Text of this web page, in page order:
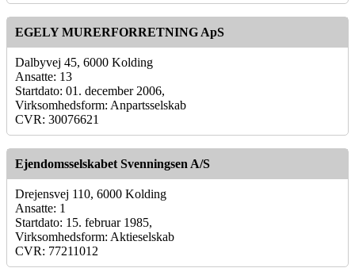
EGELY MURERFORRETNING ApS
Dalbyvej 45, 6000 Kolding
Ansatte: 13
Startdato: 01. december 2006,
Virksomhedsform: Anpartsselskab
CVR: 30076621
Ejendomsselskabet Svenningsen A/S
Drejensvej 110, 6000 Kolding
Ansatte: 1
Startdato: 15. februar 1985,
Virksomhedsform: Aktieselskab
CVR: 77211012